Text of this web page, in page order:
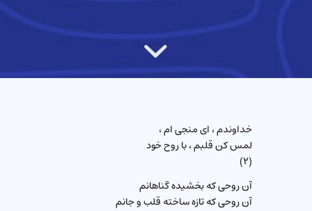
خداوندم ، ای منجی ام ،
لمس کن قلبم ، با روح خود
(۲)
آن روحی که بخشیده گناهانم
آن روحی که تازه ساخته قلب و جانم